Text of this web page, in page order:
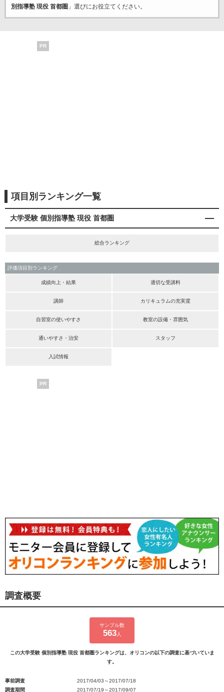
別指導塾 現役 首都圏 」選びにお役立てください。
PR
項目別ランキング一覧
大学受験 個別指導塾 現役 首都圏
総合ランキング
評価項目別ランキング
成績向上・結果 適切な受講料
講師 カリキュラムの充実度
自習室の使いやすさ 教室の設備・雰囲気
通いやすさ・治安 スタッフ
入試情報
PR
調査概要
サンプル数
563人
この大学受験 個別指導塾 現役 首都圏ランキングは、オリコンの以下の調査に基づいていま
す。
事前調査
2017/04/03～2017/07/18
調査期間
2017/07/19～2017/09/07